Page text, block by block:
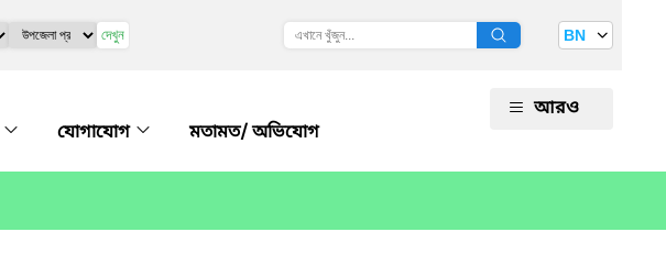
দেখুন BN
যোগাযোগ মতামত/ অভিযোগ
আরও